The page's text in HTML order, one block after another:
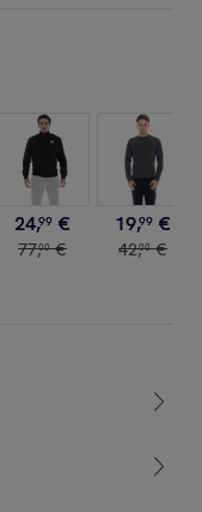
24,99 €
77,00 €
19,99 €
42,00 €